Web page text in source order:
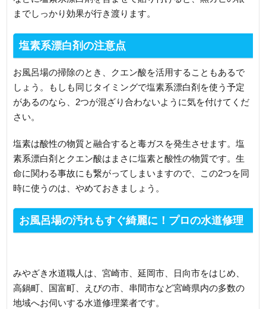
までしっかり効果が行き渡ります。
塩素系漂白剤の注意点
お風呂場の掃除のとき、クエン酸を活用することもあるで
しょう。もしも同じタイミングで塩素系漂白剤を使う予定
があるのなら、2つが混ざり合わないように気を付けてくだ
さい。
塩素は酸性の物質と融合すると毒ガスを発生させます。塩
素系漂白剤とクエン酸はまさに塩素と酸性の物質です。生
命に関わる事故にも繋がってしまいますので、この2つを同
時に使うのは、やめておきましょう。
お風呂場の汚れもすぐ綺麗に！プロの水道修理
みやざき水道職人は、宮崎市、延岡市、日向市をはじめ、
高鍋町、国富町、えびの市、串間市など宮崎県内の多数の
地域へお伺いする水道修理業者です。